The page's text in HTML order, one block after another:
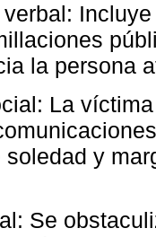
la persona
La
y
Se